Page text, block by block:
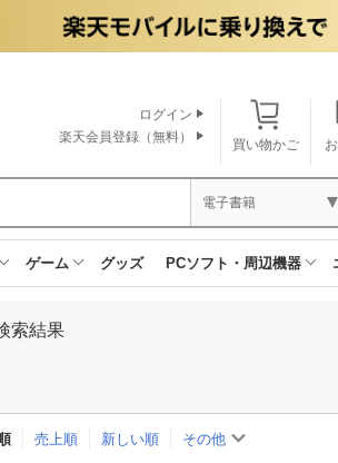
買い物かご
ログイン
楽天会員登録（無料）
電子書籍
ゲーム グッズ PCソフト・周辺機器
索結果
売上順 新しい順 その他